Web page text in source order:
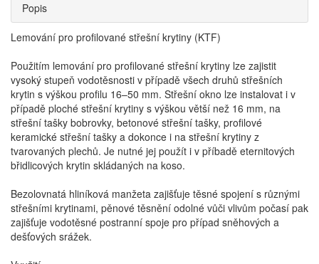
Popis
Lemování pro profilované střešní krytiny (KTF)
Použitím lemování pro profilované střešní krytiny lze zajistit
vysoký stupeň vodotěsnosti v případě všech druhů střešních
krytin s výškou profilu 16–50 mm. Střešní okno lze instalovat i v
případě ploché střešní krytiny s výškou větší než 16 mm, na
střešní tašky bobrovky, betonové střešní tašky, profilové
keramické střešní tašky a dokonce i na střešní krytiny z
tvarovaných plechů. Je nutné jej použít i v příbadě eternitových
břidlicových krytin skládaných na koso.
Bezolovnatá hliníková manžeta zajišťuje těsné spojení s různými
střešními krytinami, pěnové těsnění odolné vůči vlivům počasí pak
zajišťuje vodotěsné postranní spoje pro případ sněhových a
dešťových srážek.